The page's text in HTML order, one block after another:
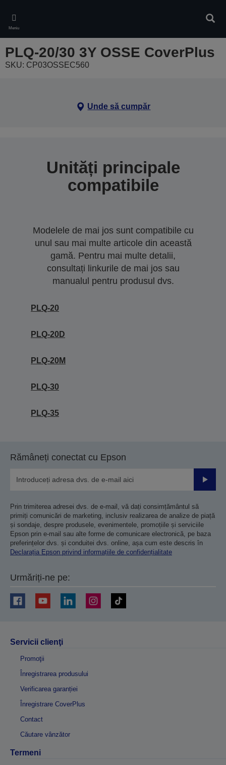
main
content
Meniu
PLQ-20/30 3Y OSSE CoverPlus
SKU: CP03OSSEC560
Unde să cumpăr
Unități principale
compatibile
Modelele de mai jos sunt compatibile cu
unul sau mai multe articole din această
gamă. Pentru mai multe detalii,
consultați linkurile de mai jos sau
manualul pentru produsul dvs.
PLQ-20
PLQ-20D
PLQ-20M
PLQ-30
PLQ-35
Rămâneți conectat cu Epson
Prin trimiterea adresei dvs. de e-mail, vă dați consimțământul să
primiți comunicări de marketing, inclusiv realizarea de analize de piață
și sondaje, despre produsele, evenimentele, promoțiile și serviciile
Epson prin e-mail sau alte forme de comunicare electronică, pe baza
preferințelor dvs. și conduitei dvs. online, așa cum este descris în
Declarația Epson privind informațiile de confidențialitate
Urmăriți-ne pe:
Servicii clienţi
Promoţii
Înregistrarea produsului
Verificarea garanției
Înregistrare CoverPlus
Contact
Căutare vânzător
Termeni